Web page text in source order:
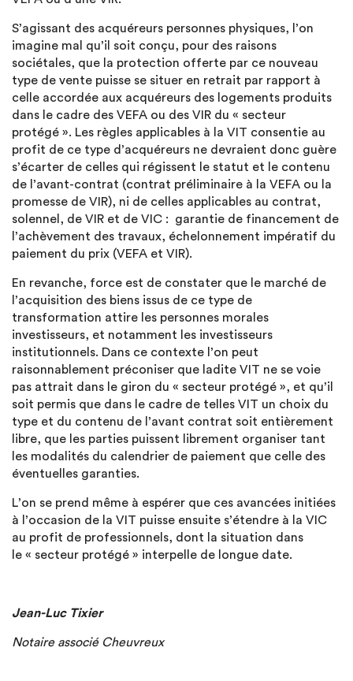
S’agissant des acquéreurs personnes physiques, l’on
imagine mal qu’il soit conçu, pour des raisons
sociétales, que la protection offerte par ce nouveau
type de vente puisse se situer en retrait par rapport à
celle accordée aux acquéreurs des logements produits
dans le cadre des VEFA ou des VIR du « secteur
protégé ». Les règles applicables à la VIT consentie au
profit de ce type d’acquéreurs ne devraient donc guère
s’écarter de celles qui régissent le statut et le contenu
de l’avant-contrat (contrat préliminaire à la VEFA ou la
promesse de VIR), ni de celles applicables au contrat,
solennel, de VIR et de VIC : garantie de financement de
l’achèvement des travaux, échelonnement impératif du
paiement du prix (VEFA et VIR).
En revanche, force est de constater que le marché de
l’acquisition des biens issus de ce type de
transformation attire les personnes morales
investisseurs, et notamment les investisseurs
institutionnels. Dans ce contexte l’on peut
raisonnablement préconiser que ladite VIT ne se voie
pas attrait dans le giron du « secteur protégé », et qu’il
soit permis que dans le cadre de telles VIT un choix du
type et du contenu de l’avant contrat soit entièrement
libre, que les parties puissent librement organiser tant
les modalités du calendrier de paiement que celle des
éventuelles garanties.
L’on se prend même à espérer que ces avancées initiées
à l’occasion de la VIT puisse ensuite s’étendre à la VIC
au profit de professionnels, dont la situation dans
le « secteur protégé » interpelle de longue date.
Jean-Luc Tixier
Notaire associé Cheuvreux